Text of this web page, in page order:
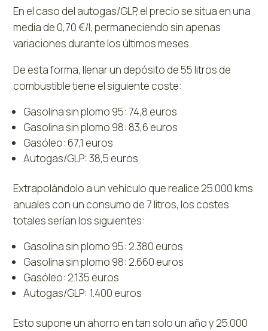
En el caso del autogas/GLP, el precio se situa en una
media de 0,70 €/l, permaneciendo sin apenas
variaciones durante los últimos meses.
De esta forma, llenar un depósito de 55 litros de
combustible tiene el siguiente coste:
Gasolina sin plomo 95: 74,8 euros
Gasolina sin plomo 98: 83,6 euros
Gasóleo: 67,1 euros
Autogas/GLP: 38,5 euros
Extrapolándolo a un vehículo que realice 25.000 kms
anuales con un consumo de 7 litros, los costes
totales serían los siguientes:
Gasolina sin plomo 95: 2.380 euros
Gasolina sin plomo 98: 2.660 euros
Gasóleo: 2.135 euros
Autogas/GLP: 1.400 euros
Esto supone un ahorro en tan solo un año y 25.000